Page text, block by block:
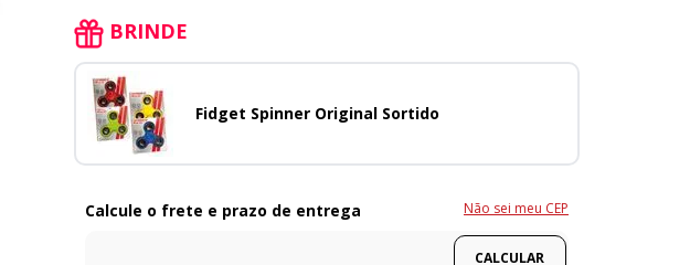
BRINDE
Fidget Spinner Original Sortido
Não sei meu CEP